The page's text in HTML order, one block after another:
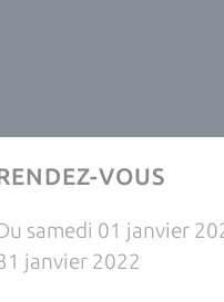
VOUS
samedi 01 janvier
janvier 2022